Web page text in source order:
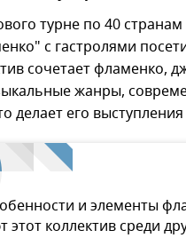
турне по 40
с гастролями
сочетает фламенко,
жанры,
делает его
и элементы
этот коллектив среди